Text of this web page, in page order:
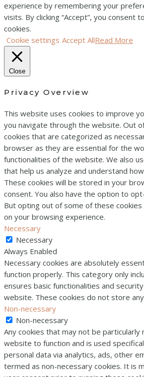
experience by remembering your
visits. By clicking “Accept”, you consent
cookies.
Cookie settings Accept AllRead More
Close
Privacy Overview
This website uses cookies to improve
you navigate through the website. Out
cookies that are categorized as
browser as they are essential for the
functionalities of the website. We also
that help us analyze and understand
These cookies will be stored in your
consent. You also have the option to
But opting out of some of these
on your browsing experience.
Necessary
Necessary
Always Enabled
Necessary cookies are absolutely
function properly. This category only
ensures basic functionalities and
website. These cookies do not store
Non-necessary
Non-necessary
Any cookies that may not be particularly
website to function and is used
personal data via analytics, ads, other
termed as non-necessary cookies. It is